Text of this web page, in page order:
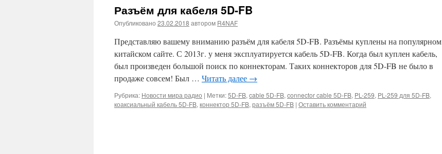
Разъём для кабеля 5D-FB
Опубликовано 23.02.2018 автором R4NAF
Представляю вашему вниманию разъём для кабеля 5D-FB. Разъёмы куплены на популярном
китайском сайте. С 2013г. у меня эксплуатируется кабель 5D-FB. Когда был куплен кабель,
был произведен большой поиск по коннекторам. Таких коннекторов для 5D-FB не было в
продаже совсем! Был … Читать далее →
Рубрика: Новости мира радио | Метки:5D-FB, cable 5D-FB, connector cable 5D-FB, PL-259, PL-259 для 5D-FB,
коаксиальный кабель 5D-FB, коннектор 5D-FB, разъём 5D-FB | Оставить комментарий